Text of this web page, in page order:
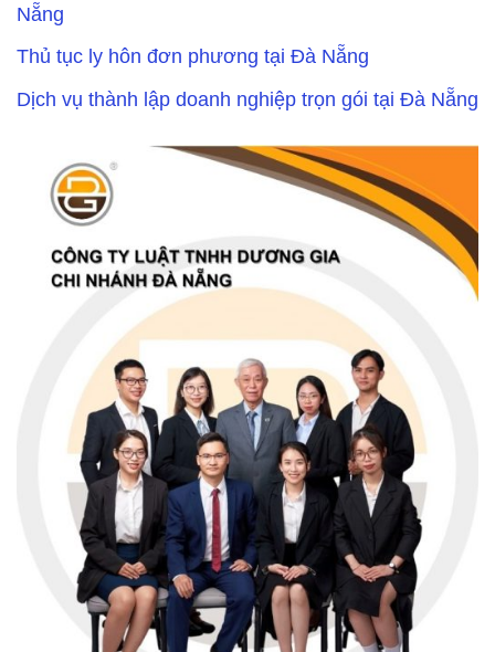
Nẵng
Thủ tục ly hôn đơn phương tại Đà Nẵng
Dịch vụ thành lập doanh nghiệp trọn gói tại Đà Nẵng